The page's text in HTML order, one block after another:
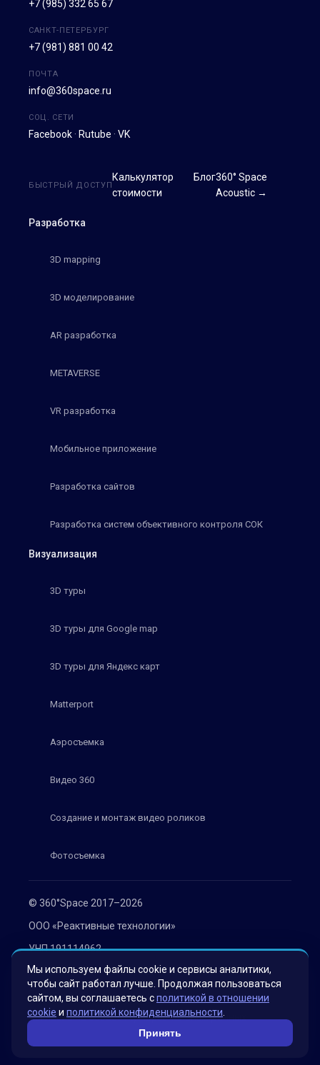
© 360°Space 2017–2026
ООО «Реактивные технологии»
УНП 191114962
г. Минск, ул. Мележа 1, офис 402
Политика конфиденциальности
Согласие на обработку персональных данных
+7 (985) 332 65 67
САНКТ-ПЕТЕРБУРГ
+7 (981) 881 00 42
ПОЧТА
info@360space.ru
СОЦ. СЕТИ
Facebook · Rutube · VK
Разработка
3D mapping
3D моделирование
AR разработка
METAVERSE
VR разработка
Мобильное приложение
Разработка сайтов
Разработка систем объективного контроля СОК
Визуализация
3D туры
3D туры для Google map
3D туры для Яндекс карт
Matterport
Аэросъемка
Видео 360
Создание и монтаж видео роликов
Фотосъемка
БЫСТРЫЙ ДОСТУП
Калькулятор
стоимости
Блог360° Space
Acoustic →
Мы используем файлы cookie и сервисы аналитики,
чтобы сайт работал лучше. Продолжая пользоваться
сайтом, вы соглашаетесь сполитикой в отношении
cookie и политикой конфиденциальности
Принять